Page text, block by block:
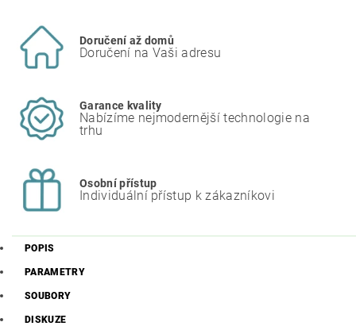
Doručení až domů
Doručení na Vaši adresu
Garance kvality
Nabízíme nejmodernější technologie na
trhu
Osobní přístup
Individuální přístup k zákazníkovi
POPIS
PARAMETRY
SOUBORY
DISKUZE